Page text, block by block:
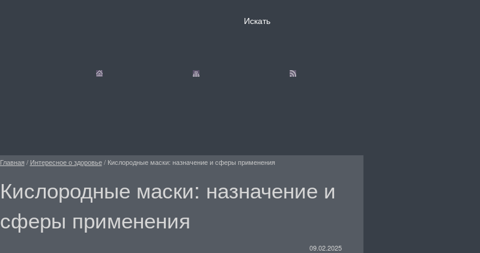
Главная / Интересное о здоровье/ Кислородные маски: назначение и сферы применения
Кислородные маски: назначение и
сферы применения
09.02.2025